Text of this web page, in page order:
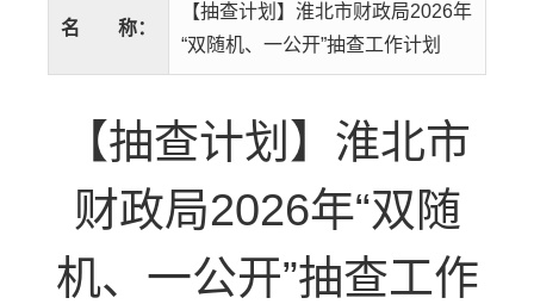
名 称：
【抽查计划】淮北市财政局2026年
“双随机、一公开”抽查工作计划
【抽查计划】淮北市
财政局2026年“双随
机、一公开”抽查工作